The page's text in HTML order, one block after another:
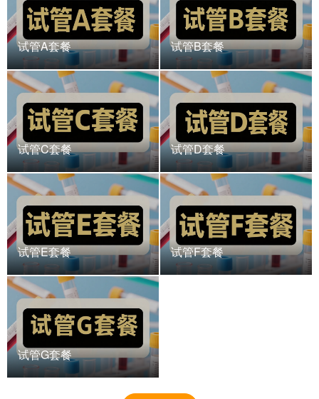
试管A套餐 试管B套餐
试管C套餐 试管D套餐
试管E套餐 试管F套餐
试管G套餐